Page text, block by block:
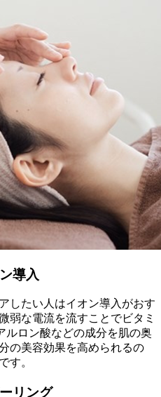
導入
したい人はイオン導入がおす
弱な電流を流すことでビタミ
ルロン酸などの成分を肌の奥
の美容効果を高められるの
す。
リング